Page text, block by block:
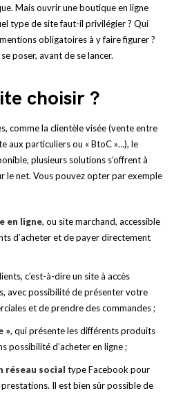
Mais ouvrir une boutique en ligne
type de site faut-il privilégier ? Qui
obligatoires à y faire figurer ?
poser, avant de se lancer.
choisir ?
comme la clientèle visée (vente entre
aux particuliers ou « BtoC »…), le
plusieurs solutions s’offrent à
le net. Vous pouvez opter par exemple
en ligne, ou site marchand, accessible
d’acheter et de payer directement
c’est-à-dire un site à accès
avec possibilité de présenter votre
et de prendre des commandes ;
», qui présente les différents produits
possibilité d’acheter en ligne ;
réseau social type Facebook pour
Il est bien sûr possible de